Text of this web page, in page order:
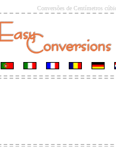
Conversões de Centímetros